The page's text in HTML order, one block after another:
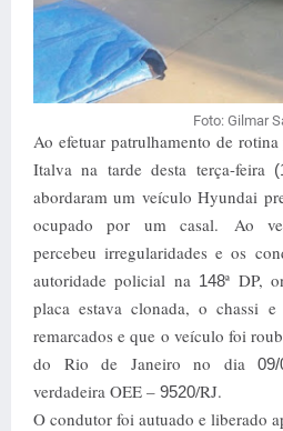
Foto: Gilmar
Ao efetuar patrulhamento de
Italva na tarde desta terça-feira
abordaram um veículo Hyundai
ocupado por um casal. Ao
percebeu irregularidades e os
autoridade policial na 148ª DP,
placa estava clonada, o chassi
remarcados e que o veículo foi
do Rio de Janeiro no dia
verdadeira OEE – 9520/RJ.
O condutor foi autuado e liberado